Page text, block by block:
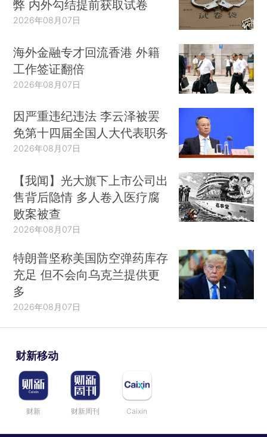
弊 内外勾结提前获取试卷
2026年08月07日
海外金融专才回流香港 外籍
工作签证翻倍
2026年08月07日
因严重违纪违法 李云泽被罢
免第十四届全国人大代表职务
2026年08月07日
【我闻】光大旗下上市公司出
售背后隐情 多人卷入医疗腐
败案被查
2026年08月07日
特朗普坚称美国防空弹药库存
充足 但不会向乌克兰提供更
多
2026年08月07日
财新移动
财新 财新周刊 Caixin